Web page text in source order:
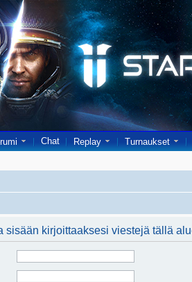
Chat Replay Turnaukset
sisään kirjoittaaksesi viestejä tällä